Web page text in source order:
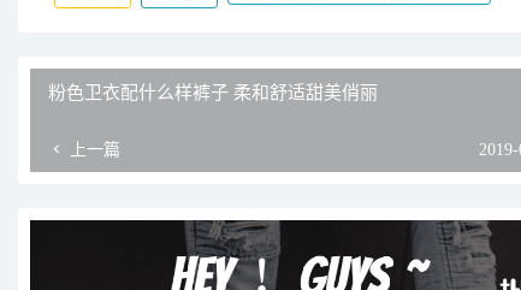
粉色卫衣配什么样裤子 柔和舒适甜美俏丽
上一篇